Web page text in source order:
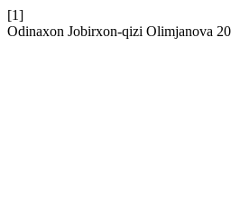
[1]
Odinaxon Jobirxon-qizi Olimjanova